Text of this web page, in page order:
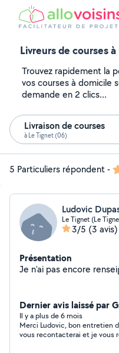
Livreurs de courses
Trouvez rapidement la
vos courses à domicile
demande en 2 clics...
Livraison de courses
à Le Tignet (06)
5 Particuliers répondent-
Ludovic
Le Tignet (Le
3/5 (3 avis)
Présentation
Dernier avis laissé par
Il y a plus de 6 mois
Merci Ludovic, bon entretien
vous recontacterai et je vous